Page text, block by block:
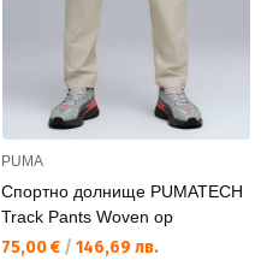
PUMA
Спортно долнище PUMATECH
Track Pants Woven op
Текуща цена:
75,00 € / 146,69 лв.